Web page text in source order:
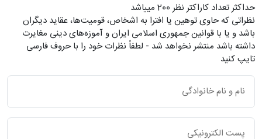
حداکثر تعداد کاراکتر نظر 200 ميياشد
نظراتی که حاوی توهین یا افترا به اشخاص، قومیت‌ها، عقاید دیگران
باشد و یا با قوانین جمهوری اسلامی ایران و آموزه‌های دینی مغایرت
داشته باشد منتشر نخواهد شد - لطفاً نظرات خود را با حروف فارسی
تایپ کنید